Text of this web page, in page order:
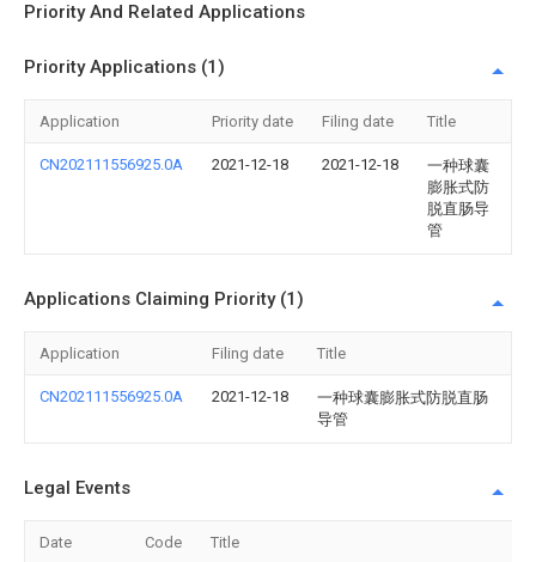
Priority And Related Applications
Priority Applications (1)
Application Priority date Filing date Title
CN202111556925.0A 2021-12-18 2021-12-18
一种球囊
膨胀式防
脱直肠导
管
Applications Claiming Priority (1)
Application Filing date Title
CN202111556925.0A 2021-12-18
一种球囊膨胀式防脱直肠
导管
Legal Events
Date Code Title